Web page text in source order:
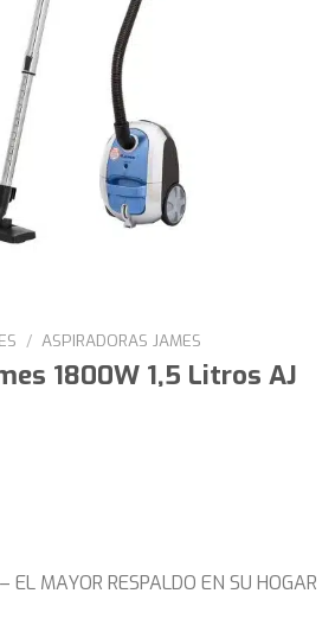
/ ASPIRADORAS JAMES
1800W 1,5 Litros AJ
EL MAYOR RESPALDO EN SU HOGAR